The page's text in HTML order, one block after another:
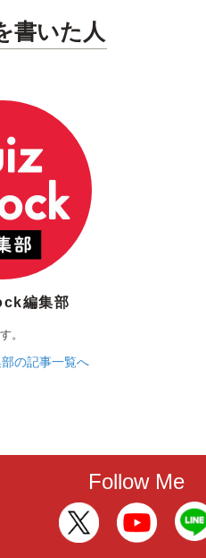
書いた人
編集部
。
の記事一覧へ
Follow Me